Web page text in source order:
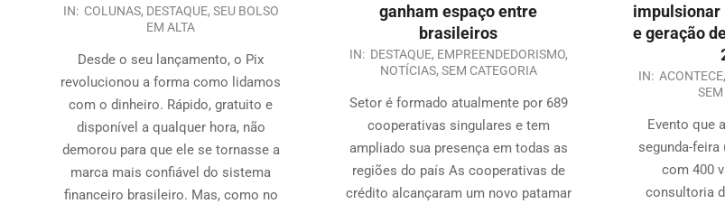
IN: COLUNAS, DESTAQUE, SEU BOLSO
EM ALTA
Desde o seu lançamento, o Pix
revolucionou a forma como lidamos
com o dinheiro. Rápido, gratuito e
disponível a qualquer hora, não
demorou para que ele se tornasse a
marca mais confiável do sistema
financeiro brasileiro. Mas, como no
ganham espaço entre
brasileiros
IN: DESTAQUE, EMPREENDEDORISMO,
NOTÍCIAS, SEM CATEGORIA
Setor é formado atualmente por 689
cooperativas singulares e tem
ampliado sua presença em todas as
regiões do país As cooperativas de
crédito alcançaram um novo patamar
impulsionar
e geração
IN: ACONTECE,
Evento que
segunda-feira
com 400
consultoria